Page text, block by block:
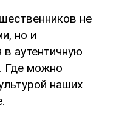
не
но и
аутентичную
Где можно
наших